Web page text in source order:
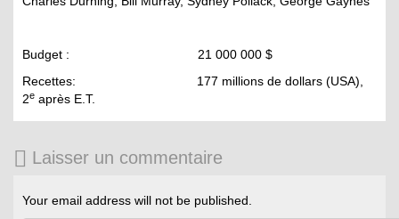
Budget : 21 000 000 $
Recettes: 177 millions de dollars (USA),
2e après E.T.
Laisser un commentaire
Your email address will not be published.